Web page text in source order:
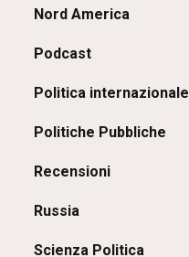
Nord America
Podcast
Politica internazionale
Politiche Pubbliche
Recensioni
Russia
Scienza Politica